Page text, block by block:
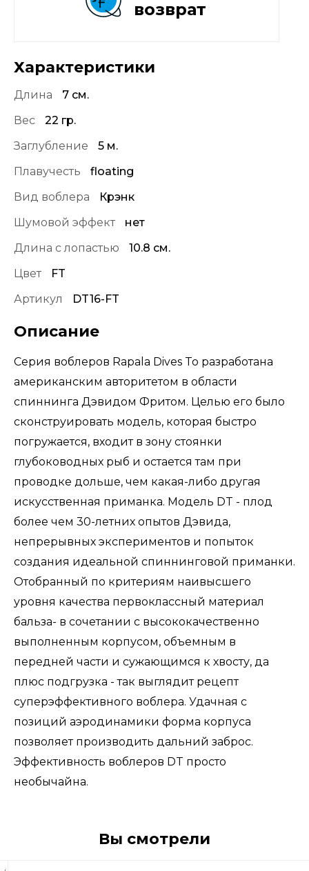
Характеристики
Длина
7 см.
Вес
22 гр.
Заглубление
5 м.
Плавучесть
floating
Вид воблера
Крэнк
Шумовой эффект
нет
Длина с лопастью
10.8 см.
Цвет
FT
Артикул
DT16-FT
Описание
Серия воблеров Rapala Dives To разработана
американским авторитетом в области
спиннинга Дэвидом Фритом. Целью его было
сконструировать модель, которая быстро
погружается, входит в зону стоянки
глубоководных рыб и остается там при
проводке дольше, чем какая-либо другая
искусственная приманка. Модель DT - плод
более чем 30-летних опытов Дэвида,
непрерывных экспериментов и попыток
создания идеальной спиннинговой приманки.
Отобранный по критериям наивысшего
уровня качества первоклассный материал
бальза- в сочетании с высококачественно
выполненным корпусом, объемным в
передней части и сужающимся к хвосту, да
плюс подгрузка - так выглядит рецепт
суперэффективного воблера. Удачная с
позиций аэродинамики форма корпуса
позволяет производить дальний заброс.
Эффективность воблеров DT просто
необычайна.
возврат
Вы смотрели